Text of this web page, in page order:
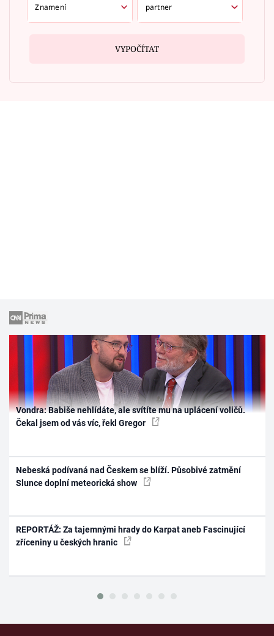
VYPOČÍTAT
Vondra: Babiše nehlídáte, ale svítíte mu na uplácení voličů.
Čekal jsem od vás víc, řekl Gregor
Nebeská podívaná nad Českem se blíží. Působivé zatmění
Slunce doplní meteorická show
REPORTÁŽ: Za tajemnými hrady do Karpat aneb Fascinující
zříceniny u českých hranic